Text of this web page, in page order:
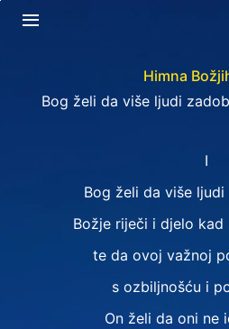
Himna
Bog želi da više ljudi
I
Bog želi da više
Božje riječi i djelo kad
te da ovoj važnoj
s ozbiljnošću i
On želi da oni ne